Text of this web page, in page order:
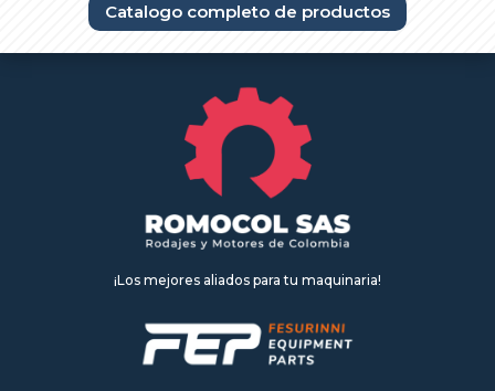
Catalogo completo de productos
¡Los mejores aliados para tu maquinaria!